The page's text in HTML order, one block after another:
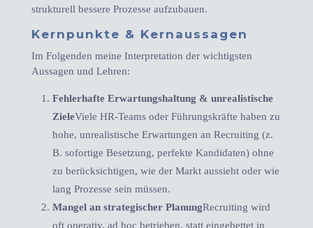
strukturell bessere Prozesse aufzubauen.
Kernpunkte & Kernaussagen
Im Folgenden meine Interpretation der wichtigsten
Aussagen und Lehren:
Fehlerhafte Erwartungshaltung & unrealistische
ZieleViele HR-Teams oder Führungskräfte haben zu
hohe, unrealistische Erwartungen an Recruiting (z.
B. sofortige Besetzung, perfekte Kandidaten) ohne
zu berücksichtigen, wie der Markt aussieht oder wie
lang Prozesse sein müssen.
Mangel an strategischer PlanungRecruiting wird
oft operativ, ad hoc betrieben, statt eingebettet in